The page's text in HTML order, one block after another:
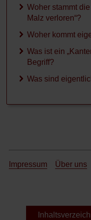
Woher stammt
Malz verloren“?
Woher kommt
Was ist ein
Begriff?
Was sind
Impressum Über uns
postfaktisch
Fett weg
Aus der
Aus der Literatur